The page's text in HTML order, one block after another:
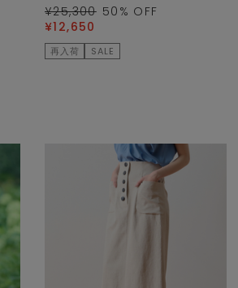
¥25,300 50 % OFF
¥12,650
再入荷 SALE